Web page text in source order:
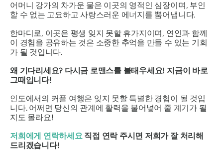
어머니 강가의 차가운 물은 이곳의 영적인 심장이며, 부인
할 수 없는 고요하고 사랑스러운 에너지를 뿜어냅니다.
한마디로, 이곳은 평생 잊지 못할 휴가지이며, 연인과 함께
이 경험을 공유하는 것은 소중한 추억을 만들 수 있는 기회
가 될 것입니다.
왜 기다리세요? 다시금 로맨스를 불태우세요! 지금이 바로
그때입니다!
인도에서의 커플 여행은 잊지 못할 특별한 경험이 될 것입
니다. 어쩌면 당신의 관계에 활력을 불어넣어 줄 계기가 될
지도 몰라요!
저희에게 연락하세요직접 연락 주시면 저희가 잘 처리해
드리겠습니다!